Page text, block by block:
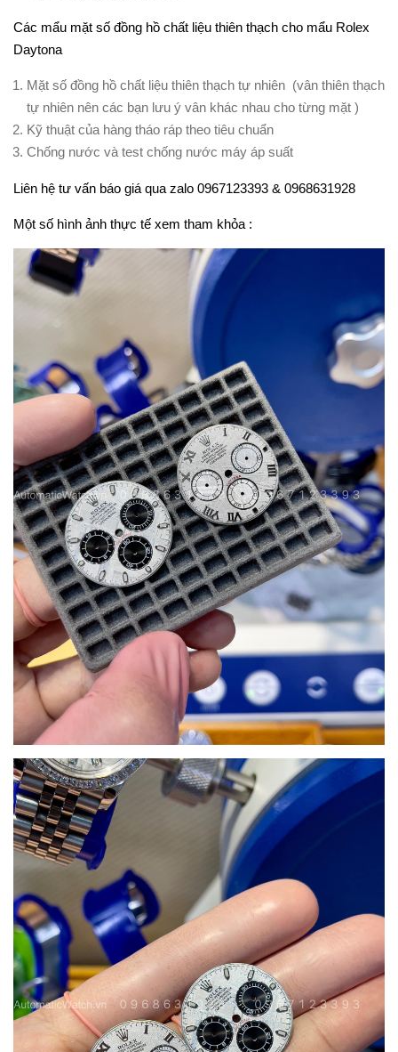
Các mẩu mặt số đồng hồ chất liệu thiên thạch cho mẩu Rolex
Daytona
Mặt số đồng hồ chất liệu thiên thạch tự nhiên (vân thiên thạch
tự nhiên nên các bạn lưu ý vân khác nhau cho từng mặt )
Kỹ thuật của hàng tháo ráp theo tiêu chuẩn
Chống nước và test chống nước máy áp suất
Liên hệ tư vấn báo giá qua zalo 0967123393 & 0968631928
Một số hình ảnh thực tế xem tham khỏa :